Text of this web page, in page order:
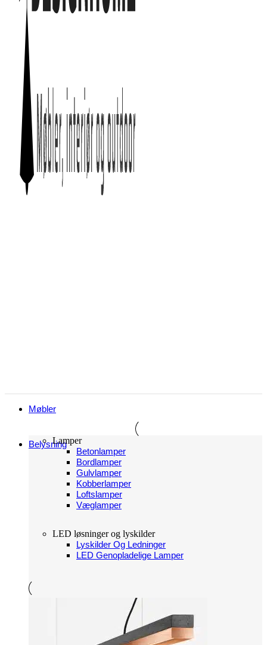
Møbler
BelysningLamper
Betonlamper
Bordlamper
Gulvlamper
Kobberlamper
Loftslamper
Væglamper
LED løsninger og lyskilder
Lyskilder Og Ledninger
LED Genopladelige Lamper